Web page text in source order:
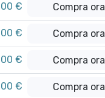
€ Compra ora
€ Compra ora
€ Compra ora
€ Compra ora